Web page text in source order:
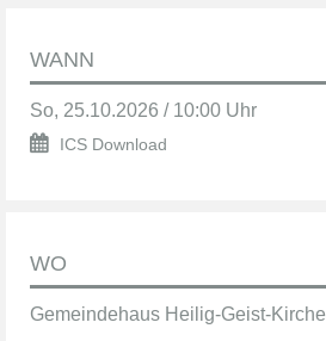
WANN
So, 25.10.2026 / 10:00 Uhr
ICS Download
WO
Gemeindehaus Heilig-Geist-Kirche